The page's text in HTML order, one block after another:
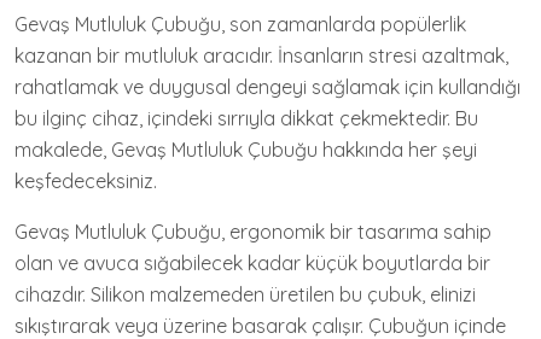
Gevaş Mutluluk Çubuğu, son zamanlarda popülerlik
kazanan bir mutluluk aracıdır. İnsanların stresi azaltmak,
rahatlamak ve duygusal dengeyi sağlamak için kullandığı
bu ilginç cihaz, içindeki sırrıyla dikkat çekmektedir. Bu
makalede, Gevaş Mutluluk Çubuğu hakkında her şeyi
keşfedeceksiniz.
Gevaş Mutluluk Çubuğu, ergonomik bir tasarıma sahip
olan ve avuca sığabilecek kadar küçük boyutlarda bir
cihazdır. Silikon malzemeden üretilen bu çubuk, elinizi
sıkıştırarak veya üzerine basarak çalışır. Çubuğun içinde